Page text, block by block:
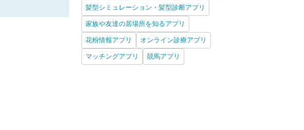
髪型シミュレーション・髪型診断アプリ
家族や友達の居場所を知るアプリ
花粉情報アプリ オンライン診療アプリ
マッチングアプリ 競馬アプリ